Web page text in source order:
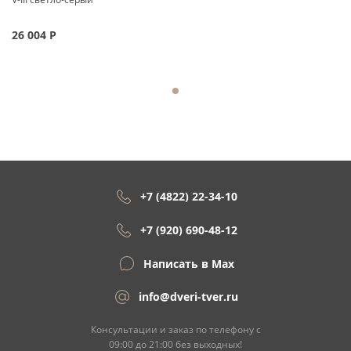
26 004 Р
+7 (4822) 22-34-10
+7 (920) 690-48-12
Написать в Max
info@dveri-tver.ru
Консультации и заказ по телефону с
09:00 до 21:00 без выходных!